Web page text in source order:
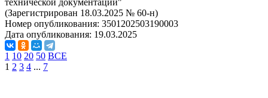
технической документации"
(Зарегистрирован 18.03.2025 № 60-н)
Номер опубликования: 3501202503190003
Дата опубликования: 19.03.2025
1 10 20 50 ВСЕ
1 2 3 4 ... 7